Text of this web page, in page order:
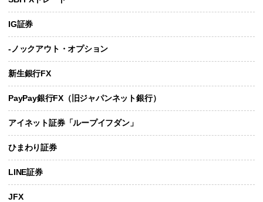
IG証券
-ノックアウト・オプション
新生銀行FX
PayPay銀行FX（旧ジャパンネット銀行）
アイネット証券「ループイフダン」
ひまわり証券
LINE証券
JFX